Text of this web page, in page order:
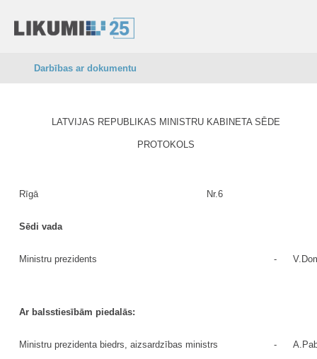
Darbības ar dokumentu
LATVIJAS REPUBLIKAS MINISTRU KABINETA SĒDE
PROTOKOLS
Rīgā Nr.6
Sēdi vada
Ministru prezidents -
Ar balsstiesībām piedalās:
Ministru prezidenta biedrs, aizsardzības ministrs -